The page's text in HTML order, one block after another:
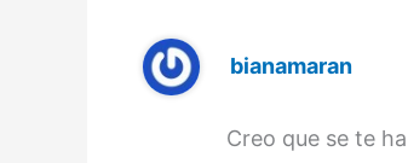
bianamaran
Creo que se te